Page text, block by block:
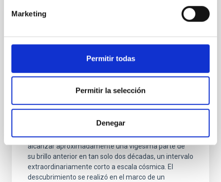
Marketing
Permitir todas
Permitir la selección
Denegar
NOTA DE PRENSA
participan en el hallazgo de un agujero
negro supermasivo que pierde brillo de
personal investigador del Instituto de Astrofísica de
canarias (IAC) y del Gran Telescopio Canarias (GTC),
negro supermasivo. Situado a unos 10.000 millones
de años luz de distancia, el objeto se atenuó hasta
alcanzar aproximadamente una vigésima parte de
su brillo anterior en tan solo dos décadas, un intervalo
extraordinariamente corto a escala cósmica. El
descubrimiento se realizó en el marco de un